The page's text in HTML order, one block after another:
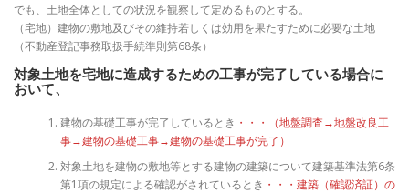
でも、土地全体としての状況を観察して定めるものとする。
（宅地）建物の敷地及びその維持若しくは効用を果たすために必要な土地
（不動産登記事務取扱手続準則第68条）
対象土地を宅地に造成するための工事が完了している場合に
おいて、
建物の基礎工事が完了しているとき ・・・（地盤調査→地盤改良工
事→建物の基礎工事→建物の基礎工事が完了）
対象土地を建物の敷地等とする建物の建築について建築基準法第6条
第1項の規定による確認がされているとき ・・・建築（確認済証）の